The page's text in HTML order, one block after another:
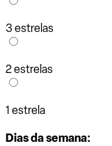
3 estrelas
2 estrelas
1 estrela
Dias da semana: